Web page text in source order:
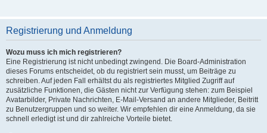
Registrierung und Anmeldung
Wozu muss ich mich registrieren?
Eine Registrierung ist nicht unbedingt zwingend. Die Board-Administration
dieses Forums entscheidet, ob du registriert sein musst, um Beiträge zu
schreiben. Auf jeden Fall erhältst du als registriertes Mitglied Zugriff auf
zusätzliche Funktionen, die Gästen nicht zur Verfügung stehen: zum Beispiel
Avatarbilder, Private Nachrichten, E-Mail-Versand an andere Mitglieder, Beitritt
zu Benutzergruppen und so weiter. Wir empfehlen dir eine Anmeldung, da sie
schnell erledigt ist und dir zahlreiche Vorteile bietet.